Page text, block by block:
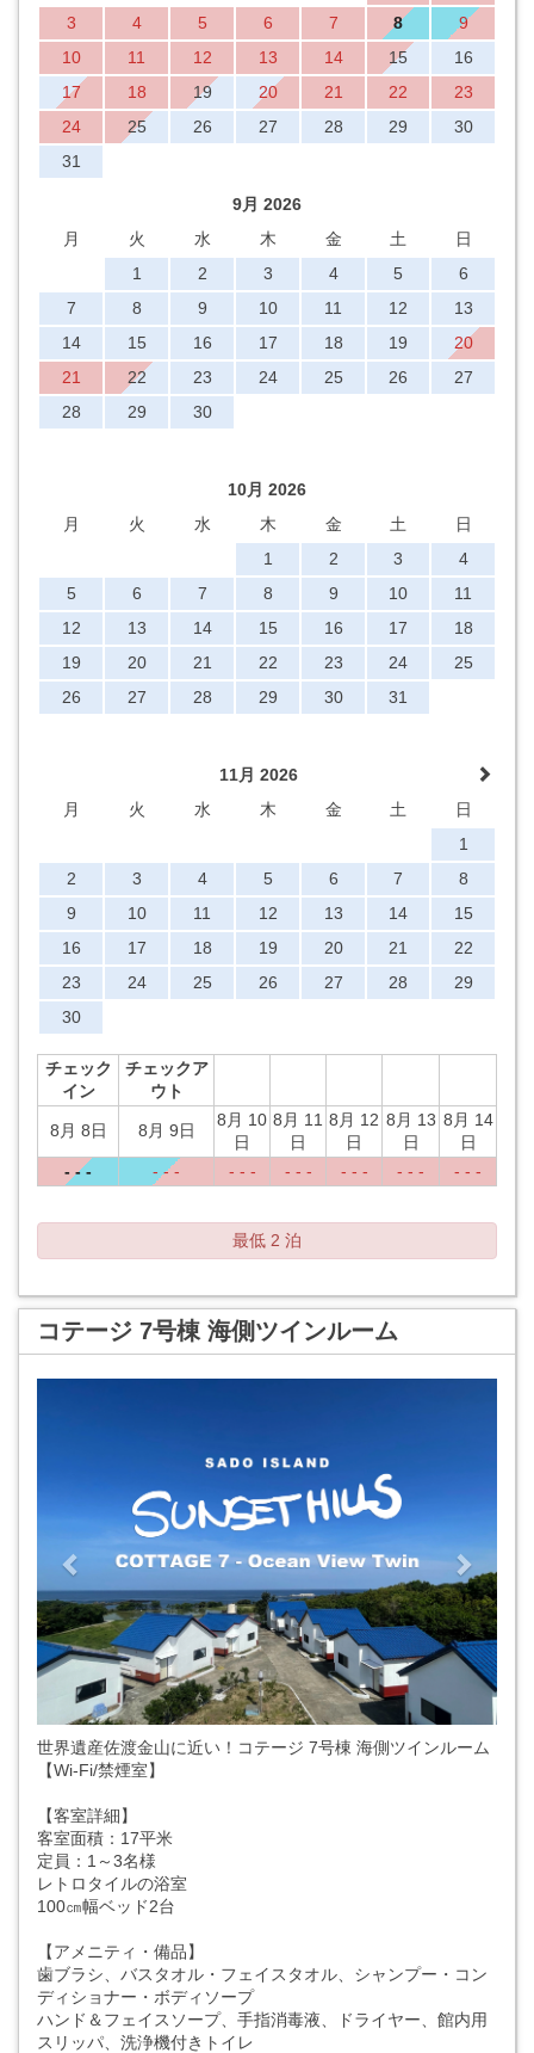
3 4 5 6 7 8
9
10
11 12 13 14 15
16
17
18 19 20 21 22
23
24
25 26 27 28 29
30
31
9月 2026
月
火 水 木 金 土
日
1
2 3 4 5
6
7
8 9 10 11 12
13
14
15 16 17 18 19
20
21
22 23 24 25 26
27
28
29 30
10月 2026
月
火 水 木 金 土
日
1
2 3
4
5
6 7 8 9 10
11
12
13 14 15 16 17
18
19
20 21 22 23 24
25
26
27 28 29 30 31
11月 2026
月
火 水 木 金 土
日
1
2
3 4 5 6 7
8
9
10 11 12 13 14
15
16
17 18 19 20 21
22
23
24 25 26 27 28
29
30
チェック
イン
チェックア
ウト
8月 8日 8月 9日
8月 10
日
8月 11
日
8月 12
日
8月 13
日
8月 14
日
- - -
- - - - - - - - - - - - - - - - - -
最低 2 泊
コテージ 7号棟 海側ツインルーム
世界遺産佐渡金山に近い！コテージ 7号棟 海側ツインルーム
【Wi-Fi/禁煙室】
【客室詳細】
客室面積：17平米
定員：1～3名様
レトロタイルの浴室
100㎝幅ベッド2台
【アメニティ・備品】
歯ブラシ、バスタオル・フェイスタオル、シャンプー・コン
ディショナー・ボディソープ
ハンド＆フェイスソープ、手指消毒液、ドライヤー、館内用
スリッパ、洗浄機付きトイレ